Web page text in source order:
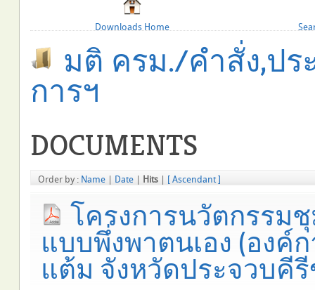
Downloads Home
มติ ครม./คำสั่ง,ปร
การฯ
DOCUMENTS
Order by : Name Date Hits [ Ascendant ]
โครงการนวัตกรรม
แบบพึ่งพาตนเอง (องค์
แต้ม จังหวัดประจวบคี